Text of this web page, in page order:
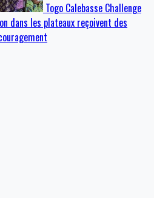
Togo Calebasse Challenge
dans les plateaux reçoivent des